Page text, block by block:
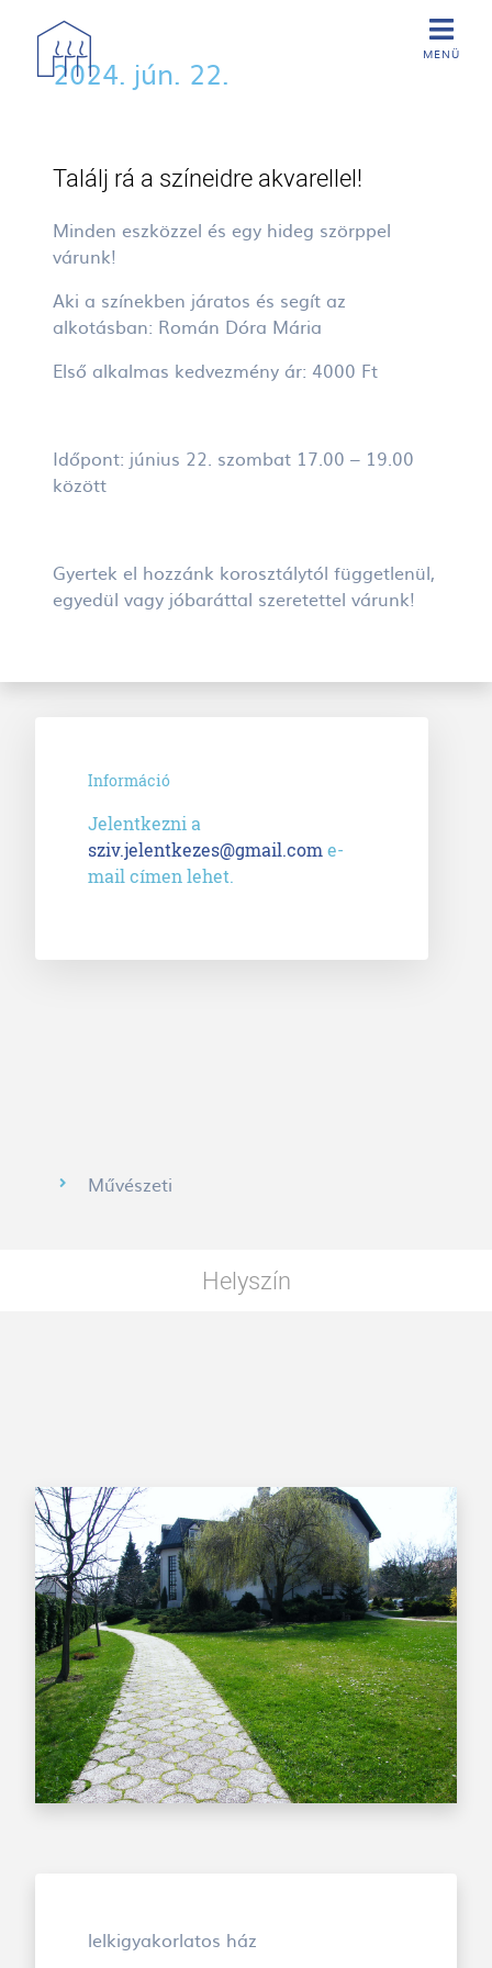
2024. jún. 22.
Találj rá a színeidre akvarellel!
Minden eszközzel és egy hideg szörppel
várunk!
Aki a színekben járatos és segít az
alkotásban: Román Dóra Mária
Első alkalmas kedvezmény ár: 4000 Ft
Időpont: június 22. szombat 17.00 – 19.00
között
Gyertek el hozzánk korosztálytól függetlenül,
egyedül vagy jóbaráttal szeretettel várunk!
Információ
Jelentkezni a
sziv.jelentkezes@gmail.come-
mail címen lehet.
Művészeti
Helyszín
lelkigyakorlatos ház